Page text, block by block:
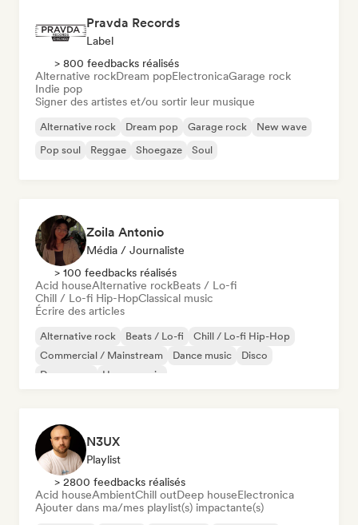
Pravda Records
Label
> 800 feedbacks réalisés
Alternative rockDream popElectronicaGarage rock
Indie pop
Signer des artistes et/ou sortir leur musique
Alternative rock Dream pop Garage rock
New wave
Pop soul
Reggae Shoegaze Soul
Zoila Antonio
Média / Journaliste
> 100 feedbacks réalisés
Acid houseAlternative rockBeats / Lo-fi
Chill / Lo-fi Hip-HopClassical music
Écrire des articles
Alternative rock Beats / Lo-fi
Chill / Lo-fi Hip-Hop
Commercial / Mainstream
Dance music
Disco
Dream pop
House music
N3UX
Playlist
> 2800 feedbacks réalisés
Acid houseAmbientChill outDeep houseElectronica
Ajouter dans ma/mes playlist(s) impactante(s)